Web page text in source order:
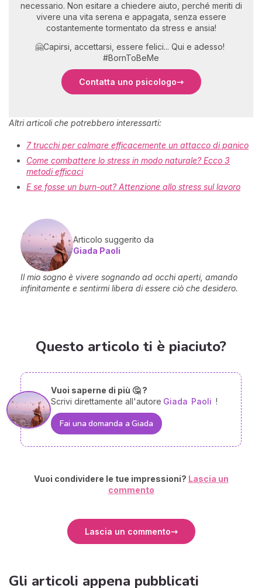
necessario. Non esitare a chiedere aiuto, perché meriti di
vivere una vita serena e appagata, senza essere
costantemente tormentato da stress e ansia!
🤗Capirsi, accettarsi, essere felici... Qui e adesso!
#BornToBeMe
Contatta uno psicologo
Altri articoli che potrebbero interessarti:
7 trucchi per calmare efficacemente un attacco di panico
Come combattere lo stress in modo naturale? Ecco 3
metodi efficaci
E se fosse un burn-out? Attenzione allo stress sul lavoro
Articolo suggerito da
Giada Paoli
Il mio sogno è vivere sognando ad occhi aperti, amando
infinitamente e sentirmi libera di essere ciò che desidero.
Questo articolo ti è piaciuto?
Vuoi saperne di più 🤔 ?
Scrivi direttamente all'autore Giada Paoli !
Fai una domanda a Giada
Vuoi condividere le tue impressioni? Lascia un
commento
Lascia un commento
Gli articoli appena pubblicati